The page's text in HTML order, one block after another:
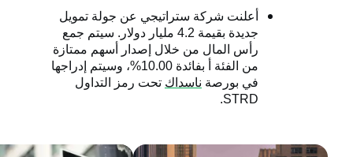
أعلنت شركة ستراتيجي عن جولة تمويل
جديدة بقيمة 4.2 مليار دولار. سيتم جمع
رأس المال من خلال إصدار أسهم ممتازة
من الفئة أ بفائدة 10.00%، وسيتم إدراجها
في بورصة ناسداك تحت رمز التداول
STRD
.